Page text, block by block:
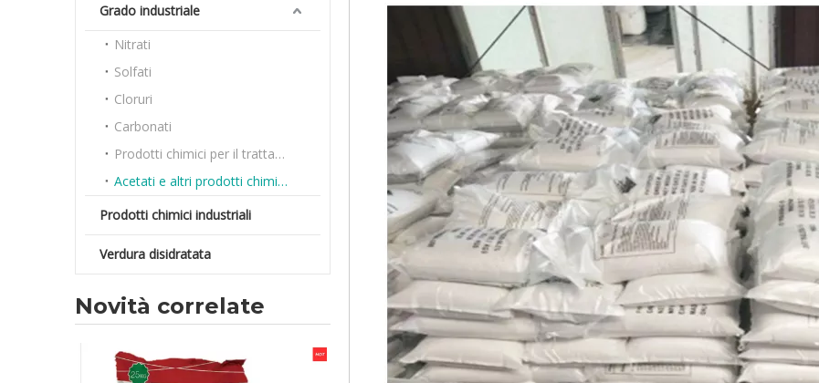
Grado industriale
Nitrati
Solfati
Cloruri
Carbonati
Prodotti chimici per il trattamento delle acque
Acetati e altri prodotti chimici sfusi
Prodotti chimici industriali
Verdura disidratata
Novità correlate